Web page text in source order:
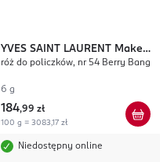
YVES SAINT LAURENT
Make
Me Blush
róż do policzków, nr 54 Berry Bang
6 g
184,99 zł
100 g = 3083,17 zł
Niedostępny online